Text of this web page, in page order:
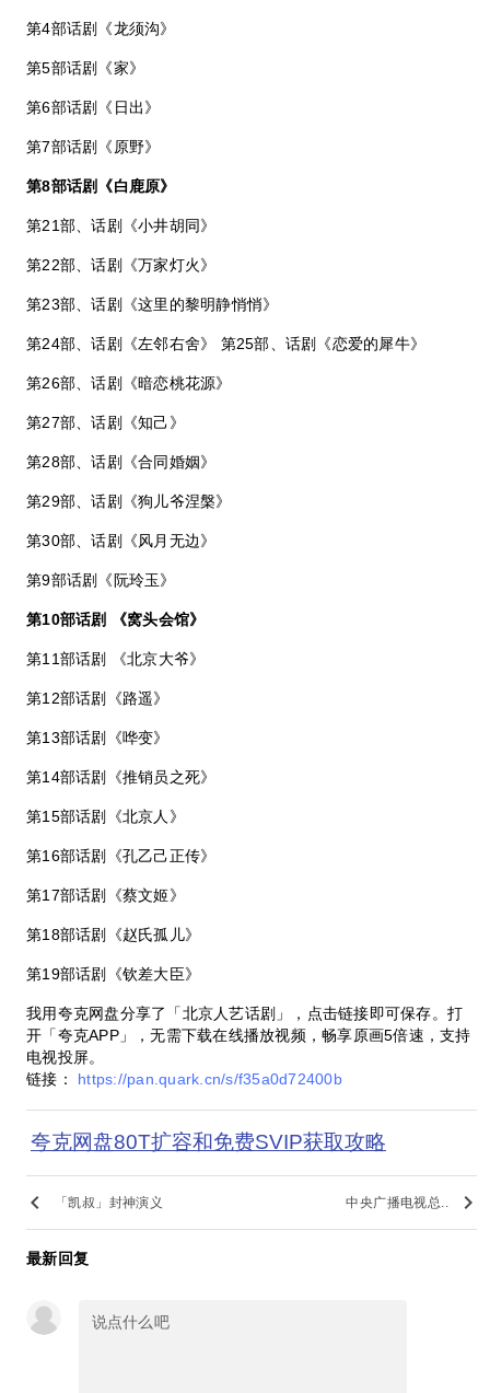
第4部话剧《龙须沟》
第5部话剧《家》
第6部话剧《日出》
第7部话剧《原野》
第8部话剧《白鹿原》
第21部、话剧《小井胡同》
第22部、话剧《万家灯火》
第23部、话剧《这里的黎明静悄悄》
第24部、话剧《左邻右舍》 第25部、话剧《恋爱的犀牛》
第26部、话剧《暗恋桃花源》
第27部、话剧《知己》
第28部、话剧《合同婚姻》
第29部、话剧《狗儿爷涅槃》
第30部、话剧《风月无边》
第9部话剧《阮玲玉》
第10部话剧 《窝头会馆》
第11部话剧 《北京大爷》
第12部话剧《路遥》
第13部话剧《哗变》
第14部话剧《推销员之死》
第15部话剧《北京人》
第16部话剧《孔乙己正传》
第17部话剧《蔡文姬》
第18部话剧《赵氏孤儿》
第19部话剧《钦差大臣》
我用夸克网盘分享了「北京人艺话剧」，点击链接即可保存。打
开「夸克APP」，无需下载在线播放视频，畅享原画5倍速，支持
电视投屏。
链接： https://pan.quark.cn/s/f35a0d72400b
夸克网盘80T扩容和免费SVIP获取攻略
keyboard_arrow_left 「凯叔」封神演义 中央广播电视总.. keyboard_arrow_right
最新回复